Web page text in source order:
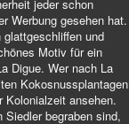
jeder schon
Werbung gesehen hat.
und
Motiv für ein
Digue. Wer nach La
Kokosnussplantagen
Kolonialzeit ansehen.
begraben sind,